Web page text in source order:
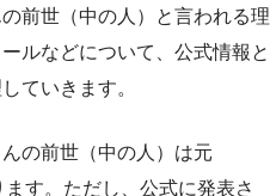
前世（中の人）と言われる理
ルなどについて、公式情報と
ていきます。
の前世（中の人）は元
す。ただし、公式に発表さ